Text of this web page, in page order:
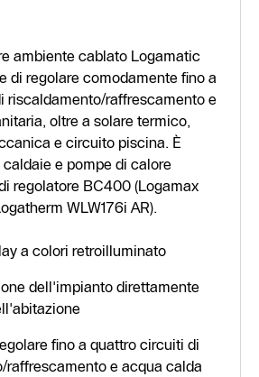
ambiente cablato Logamatic
di regolare comodamente fino a
riscaldamento/raffrescamento e
oltre a solare termico,
e circuito piscina. È
e pompe di calore
regolatore BC400 (Logamax
WLW176i AR).
a colori retroilluminato
dell'impianto direttamente
fino a quattro circuiti di
raffrescamento e acqua calda